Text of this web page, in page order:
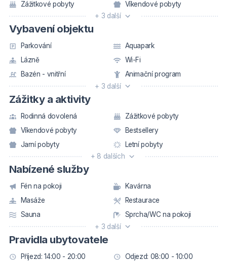
Zážitkové pobyty
Víkendové pobyty
+ 3 další
Vybavení objektu
Parkování
Aquapark
Lázně
Wi-Fi
Bazén - vnitřní
Animační program
+ 3 další
Zážitky a aktivity
Rodinná dovolená
Zážitkové pobyty
Víkendové pobyty
Bestsellery
Jarní pobyty
Letní pobyty
+ 8 dalších
Nabízené služby
Fén na pokoji
Kavárna
Masáže
Restaurace
Sauna
Sprcha/WC na pokoji
+ 3 další
Pravidla ubytovatele
Příjezd: 14:00 - 20:00 Odjezd: 08:00 - 10:00